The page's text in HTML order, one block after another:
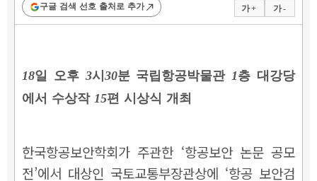
가 + 가 -
구글 검색 선호 출처로 추가
18일 오후 3시 30분 국립항공박물관1층 대강당
에서 수상작 15편 시상식 개최
한국항공보안학회가 주관한 ‘항공보안 논문 공모
전’에서 대상인 국토교통부장관상에 ‘항공 보안검